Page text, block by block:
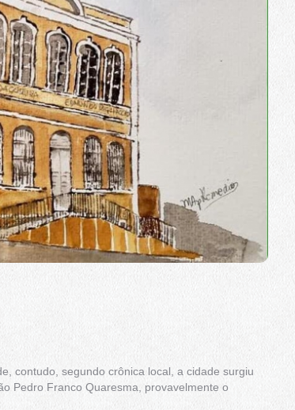
contudo, segundo crônica local, a cidade surgiu
Pedro Franco Quaresma, provavelmente o